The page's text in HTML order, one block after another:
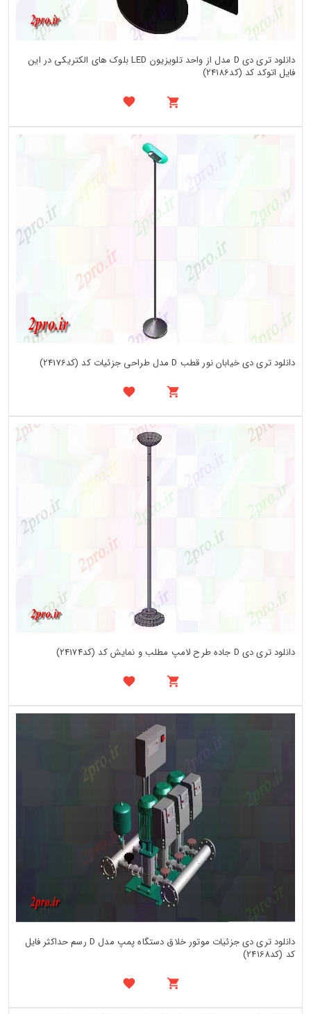
دانلود تری دی D مدل از واحد تلویزیون LED بلوک های الکتریکی در این
فایل اتوکد کد (کد24186)
دانلود تری دی خیابان نور قطب D مدل طراحی جزئیات کد (کد24176)
دانلود تری دی D جاده طرح لامپ مطلب و نمایش کد (کد24174)
دانلود تری دی جزئیات موتور خلاق دستگاه پمپ مدل D رسم حداکثر فایل
کد (کد24168)